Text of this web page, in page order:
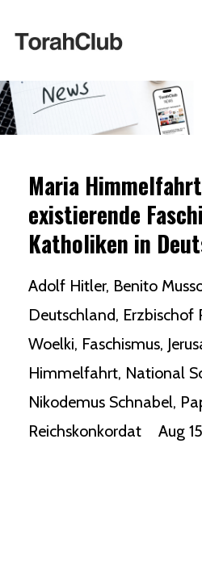
Maria
existierende
Katholiken in
Adolf Hitler Benito
Deutschland Erzbischof
Woelki Faschismus
Himmelfahrt National
Nikodemus Schnabel
Reichskonkordat
Aug